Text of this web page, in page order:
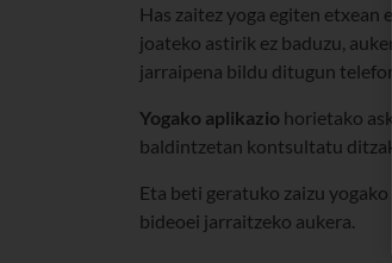
Has zaitez yoga egiten etxean
joateko astirik ez baduzu,
jarraipena bildu ditugun
Yogako aplikazio horietako
baldintzetan kontsultatu
Eta beti geratuko zaizu yogako
bideoei jarraitzeko aukera.